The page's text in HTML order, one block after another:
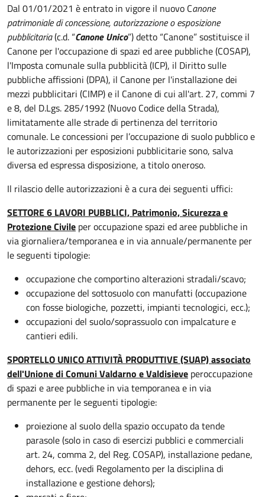
Dal 01/01/2021 è entrato in vigore il nuovo Canone
patrimoniale di concessione, autorizzazione o esposizione
pubblicitaria(c.d. “Canone Unico”) detto “Canone” sostituisce il
Canone per l'occupazione di spazi ed aree pubbliche (COSAP),
l'Imposta comunale sulla pubblicità (ICP), il Diritto sulle
pubbliche affissioni (DPA), il Canone per l'installazione dei
mezzi pubblicitari (CIMP) e il Canone di cui all'art. 27, commi 7
e 8, del D.Lgs. 285/1992 (Nuovo Codice della Strada),
limitatamente alle strade di pertinenza del territorio
comunale. Le concessioni per l’occupazione di suolo pubblico e
le autorizzazioni per esposizioni pubblicitarie sono, salva
diversa ed espressa disposizione, a titolo oneroso.
Il rilascio delle autorizzazioni è a cura dei seguenti uffici:
SETTORE 6 LAVORI PUBBLICI, Patrimonio, Sicurezza e
Protezione Civile per occupazione spazi ed aree pubbliche in
via giornaliera/temporanea e in via annuale/permanente per
le seguenti tipologie:
occupazione che comportino alterazioni stradali/scavo;
occupazione del sottosuolo con manufatti (occupazione
con fosse biologiche, pozzetti, impianti tecnologici, ecc.);
occupazioni del suolo/soprassuolo con impalcature e
cantieri edili.
SPORTELLO UNICO ATTIVITÀ PRODUTTIVE (SUAP) associato
dell'Unione di Comuni Valdarno e Valdisieve peroccupazione
di spazi e aree pubbliche in via temporanea e in via
permanente per le seguenti tipologie:
proiezione al suolo della spazio occupato da tende
parasole (solo in caso di esercizi pubblici e commerciali
art. 24, comma 2, del Reg. COSAP), installazione pedane,
dehors, ecc. (vedi Regolamento per la disciplina di
installazione e gestione dehors);